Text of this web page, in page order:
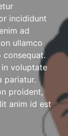
incididunt
ad
ullamco
voluptate
pariatur.
proident,
anim id est